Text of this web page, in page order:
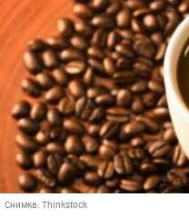
Снимка: Thinkstock